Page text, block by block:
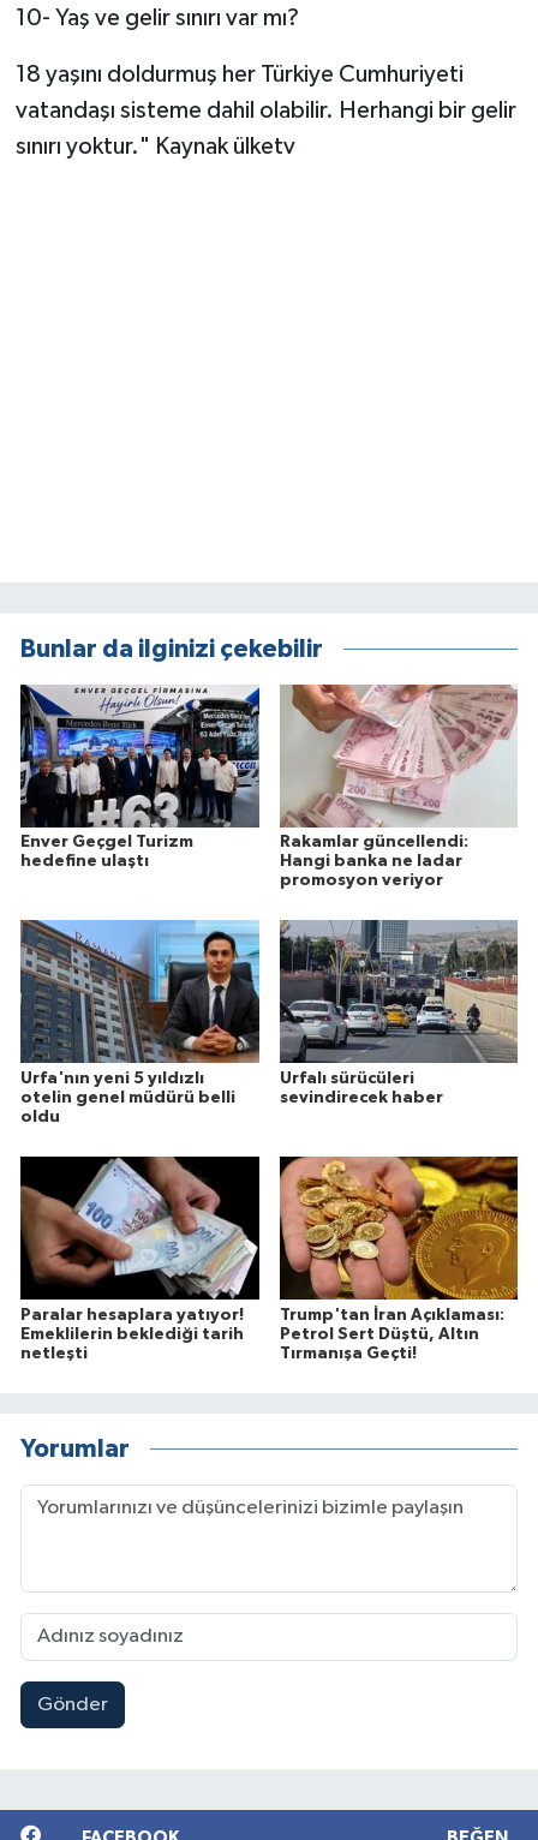
10- Yaş ve gelir sınırı var mı?
18 yaşını doldurmuş her Türkiye Cumhuriyeti
vatandaşı sisteme dahil olabilir. Herhangi bir gelir
sınırı yoktur." Kaynak ülketv
Bunlar da ilginizi çekebilir
Enver Geçgel Turizm
hedefine ulaştı
Rakamlar güncellendi:
Hangi banka ne ladar
promosyon veriyor
Urfa'nın yeni 5 yıldızlı
otelin genel müdürü belli
oldu
Urfalı sürücüleri
sevindirecek haber
Paralar hesaplara yatıyor!
Emeklilerin beklediği tarih
netleşti
Trump'tan İran Açıklaması:
Petrol Sert Düştü, Altın
Tırmanışa Geçti!
Yorumlar
Gönder